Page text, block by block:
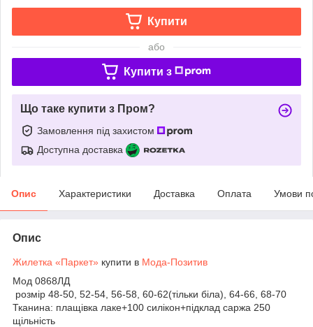
Купити
або
Купити з
Що таке купити з Пром?
Замовлення під захистом
Доступна доставка
Опис Характеристики Доставка Оплата Умови
Опис
Жилетка «Паркет» купити в Мода-Позитив
Мод 0868ЛД
розмір 48-50, 52-54, 56-58, 60-62(тільки біла), 64-66, 68-70
Тканина: плащівка лаке+100 силікон+підклад саржа 250
щільність